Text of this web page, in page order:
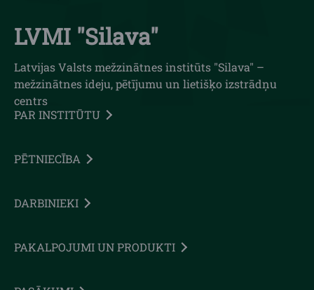
LVMI "Silava"
Latvijas Valsts mežzinātnes institūts "Silava" –
mežzinātnes ideju, pētījumu un lietišķo izstrādņu
centrs
PAR INSTITŪTU
PĒTNIECĪBA
DARBINIEKI
PAKALPOJUMI UN PRODUKTI